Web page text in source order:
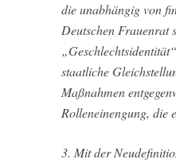
die unabhängig von
Deutschen Frauenrat
staatliche
Maßnahmen
Rolleneinengung, die
3. Mit der